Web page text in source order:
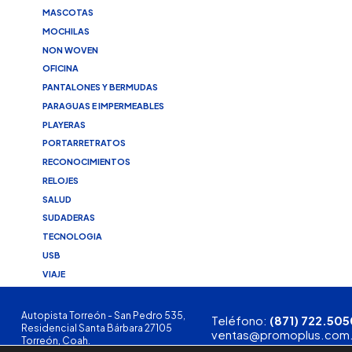
MASCOTAS
MOCHILAS
NON WOVEN
OFICINA
PANTALONES Y BERMUDAS
PARAGUAS E IMPERMEABLES
PLAYERAS
PORTARRETRATOS
RECONOCIMIENTOS
RELOJES
SALUD
SUDADERAS
TECNOLOGIA
USB
VIAJE
Autopista Torreón - San Pedro 535,
Residencial Santa Bárbara 27105
Torreón, Coah.
Teléfono: (871)